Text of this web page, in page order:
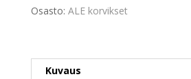
Osasto: ALE korvikset
Kuvaus